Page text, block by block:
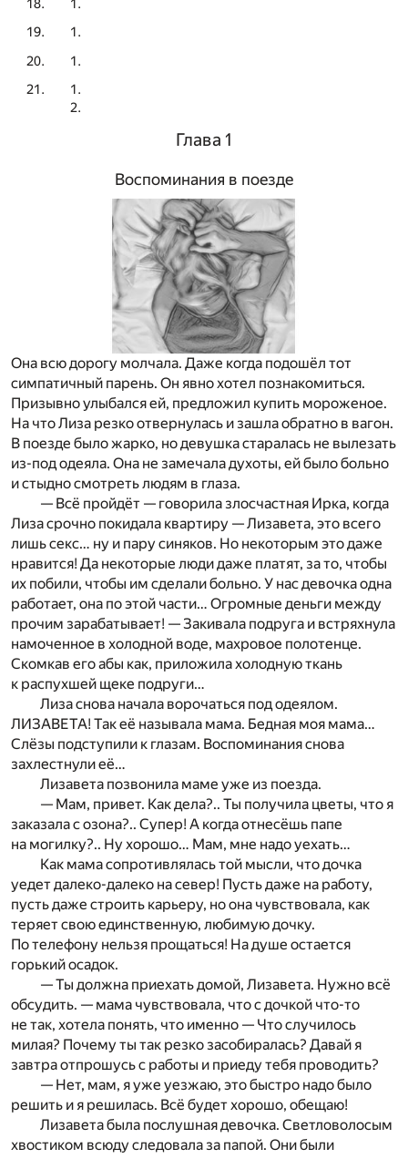
Глава 1
Воспоминания в поезде
Она всю дорогу молчала. Даже когда подошёл тот
симпатичный парень. Он явно хотел познакомиться.
Призывно улыбался ей, предложил купить мороженое.
На что Лиза резко отвернулась и зашла обратно в вагон.
В поезде было жарко, но девушка старалась не вылезать
из-под одеяла. Она не замечала духоты, ей было больно
и стыдно смотреть людям в глаза.
— Всё пройдёт — говорила злосчастная Ирка, когда
Лиза срочно покидала квартиру — Лизавета, это всего
лишь секс… ну и пару синяков. Но некоторым это даже
нравится! Да некоторые люди даже платят, за то, чтобы
их побили, чтобы им сделали больно. У нас девочка одна
работает, она по этой части… Огромные деньги между
прочим зарабатывает! — Закивала подруга и встряхнула
намоченное в холодной воде, махровое полотенце.
Скомкав его абы как, приложила холодную ткань
к распухшей щеке подруги…
Лиза снова начала ворочаться под одеялом.
ЛИЗАВЕТА! Так её называла мама. Бедная моя мама…
Слёзы подступили к глазам. Воспоминания снова
захлестнули её…
Лизавета позвонила маме уже из поезда.
— Мам, привет. Как дела?.. Ты получила цветы, что я
заказала с озона?.. Супер! А когда отнесёшь папе
на могилку?.. Ну хорошо… Мам, мне надо уехать…
Как мама сопротивлялась той мысли, что дочка
уедет далеко-далеко на север! Пусть даже на работу,
пусть даже строить карьеру, но она чувствовала, как
теряет свою единственную, любимую дочку.
По телефону нельзя прощаться! На душе остается
горький осадок.
— Ты должна приехать домой, Лизавета. Нужно всё
обсудить. — мама чувствовала, что с дочкой что-то
не так, хотела понять, что именно — Что случилось
милая? Почему ты так резко засобиралась? Давай я
завтра отпрошусь с работы и приеду тебя проводить?
— Нет, мам, я уже уезжаю, это быстро надо было
решить и я решилась. Всё будет хорошо, обещаю!
Лизавета была послушная девочка. Светловолосым
хвостиком всюду следовала за папой. Они были